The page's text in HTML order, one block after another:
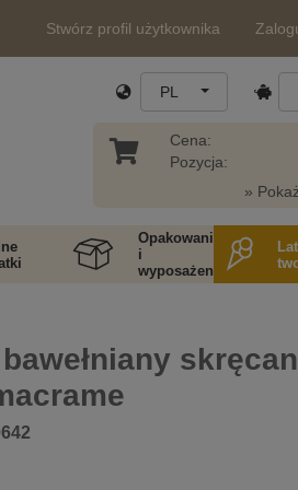
Stwórz profil użytkownika
PL
Cena:
Pozycja:
»
Opakowania
i
wyposażenie